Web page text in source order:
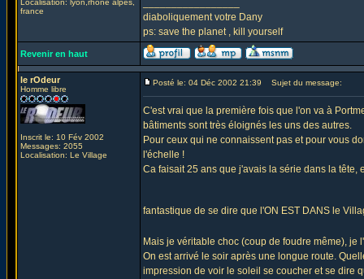
Localisation: lyon,rhone alpes,
france
diaboliquement votre Dany
ps: save the planet , kill yourself
Revenir en haut
le rOdeur
Homme libre
Inscrit le: 10 Fév 2002
Messages: 2055
Localisation: Le Village
Posté le: 04 Déc 2002 21:39 Sujet du message:
C'est vrai que la première fois que l'on va à
bâtiments sont très éloignés les uns des autres.
Pour ceux qui ne connaissent pas et pour vous
l'échelle !
Ca faisait 25 ans que j'avais la série dans la tête,
fantastique de se dire que l'ON EST DANS le
Mais je véritable choc (coup de foudre même),
On est arrivé le soir après une longue route.
impression de voir le soleil se coucher et se dire